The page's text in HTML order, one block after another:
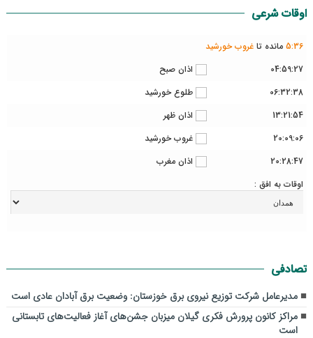
اوقات شرعی
5:36 مانده تاغروب خورشید
04:59:27
اذان صبح
06:32:38
طلوع خورشید
13:21:54
اذان ظهر
20:09:06
غروب خورشید
20:28:47
اذان مغرب
اوقات به افق :
تصادفی
مدیرعامل شرکت توزیع نیروی برق خوزستان: وضعیت برق آبادان عادی است
مراکز کانون پرورش فکری گیلان میزبان جشن‌های آغاز فعالیت‌های تابستانی
است